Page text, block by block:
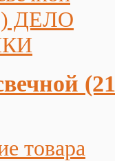
товара